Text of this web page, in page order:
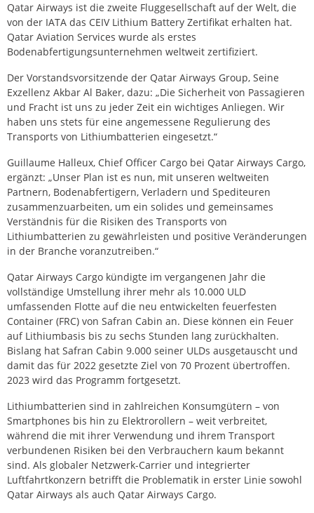
Qatar Airways ist die zweite Fluggesellschaft auf der Welt, die
von der IATA das CEIV Lithium Battery Zertifikat erhalten hat.
Qatar Aviation Services wurde als erstes
Bodenabfertigungsunternehmen weltweit zertifiziert.
Der Vorstandsvorsitzende der Qatar Airways Group, Seine
Exzellenz Akbar Al Baker, dazu: „Die Sicherheit von Passagieren
und Fracht ist uns zu jeder Zeit ein wichtiges Anliegen. Wir
haben uns stets für eine angemessene Regulierung des
Transports von Lithiumbatterien eingesetzt.“
Guillaume Halleux, Chief Officer Cargo bei Qatar Airways Cargo,
ergänzt: „Unser Plan ist es nun, mit unseren weltweiten
Partnern, Bodenabfertigern, Verladern und Spediteuren
zusammenzuarbeiten, um ein solides und gemeinsames
Verständnis für die Risiken des Transports von
Lithiumbatterien zu gewährleisten und positive Veränderungen
in der Branche voranzutreiben.“
Qatar Airways Cargo kündigte im vergangenen Jahr die
vollständige Umstellung ihrer mehr als 10.000 ULD
umfassenden Flotte auf die neu entwickelten feuerfesten
Container (FRC) von Safran Cabin an. Diese können ein Feuer
auf Lithiumbasis bis zu sechs Stunden lang zurückhalten.
Bislang hat Safran Cabin 9.000 seiner ULDs ausgetauscht und
damit das für 2022 gesetzte Ziel von 70 Prozent übertroffen.
2023 wird das Programm fortgesetzt.
Lithiumbatterien sind in zahlreichen Konsumgütern – von
Smartphones bis hin zu Elektrorollern – weit verbreitet,
während die mit ihrer Verwendung und ihrem Transport
verbundenen Risiken bei den Verbrauchern kaum bekannt
sind. Als globaler Netzwerk-Carrier und integrierter
Luftfahrtkonzern betrifft die Problematik in erster Linie sowohl
Qatar Airways als auch Qatar Airways Cargo.